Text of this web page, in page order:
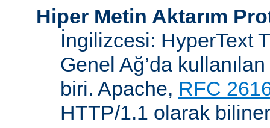
Hiper Metin Aktarım
İngilizcesi: HyperText
Genel Ağ’da
biri. Apache, RFC
HTTP/1.1 olarak